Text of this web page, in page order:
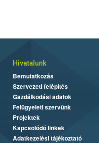
Hivatalunk
Bemutatkozás
Szervezeti felépítés
Gazdálkodási adatok
Felügyeleti szervünk
Projektek
Kapcsolódó linkek
Adatkezelési tájékoztató